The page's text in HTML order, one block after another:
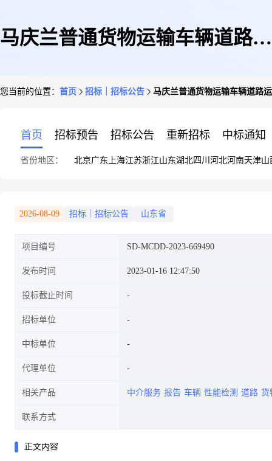
马庆兰普通货物运输车辆道路运
采购公告
您当前的位置： 首页 招标｜招标公告 马庆兰普通货物运输车辆道路
首页 招标预告 招标公告 重新招标 中标通知
省份地区： 北京广东 上海江苏浙江山东湖北四川 河北河南天津山
2026-08-09 招标｜招标公告 山东省
项目编号 SD-MCDD-2023-669490
发布时间 2023-01-16 12:47:50
投标截止时间
招标单位
中标单位
代理单位
相关产品 中介服务 报告 车辆 性能检测 道路 货
联系方式
正文内容